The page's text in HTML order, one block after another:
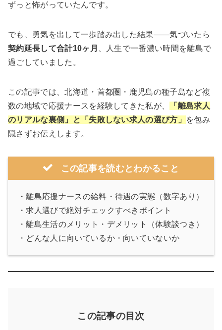
ずっと怖がっていたんです。
でも、勇気を出して一歩踏み出した結果——気づいたら
契約延長して合計10ヶ月
、人生で一番濃い時間を離島で
過ごしていました。
この記事では、北海道・首都圏・鹿児島の種子島など複
数の地域で応援ナースを経験してきた私が、
「離島求人
のリアルな裏側」と「失敗しない求人の選び方」
を包み
隠さずお伝えします。
この記事を読むとわかること
・離島応援ナースの給料・待遇の実態（数字あり）
・求人選びで絶対チェックすべきポイント
・離島生活のメリット・デメリット（体験談つき）
・どんな人に向いているか・向いていないか
この記事の目次